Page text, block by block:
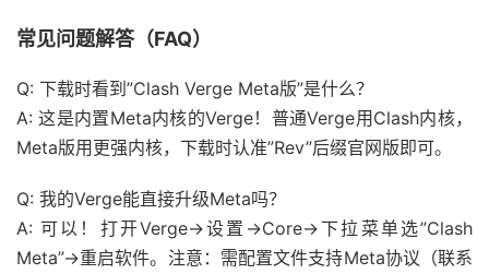
常见问题解答（FAQ）
Q: 下载时看到”Clash Verge Meta版”是什么？
A: 这是内置Meta内核的Verge！普通Verge用Clash内核，
Meta版用更强内核，下载时认准”Rev”后缀官网版即可。
Q: 我的Verge能直接升级Meta吗？
A: 可以！打开Verge→设置→Core→下拉菜单选”Clash
Meta”→重启软件。注意：需配置文件支持Meta协议（联系